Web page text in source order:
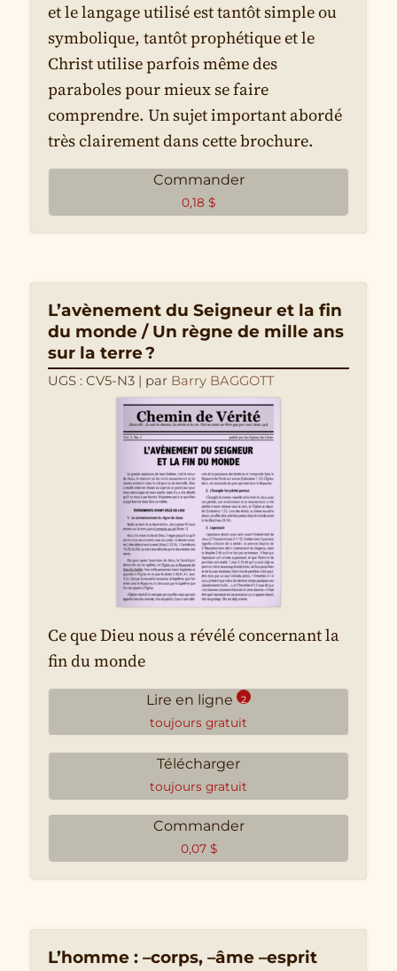
et le langage utilisé est tantôt simple ou
symbolique, tantôt prophétique et le
Christ utilise parfois même des
paraboles pour mieux se faire
comprendre. Un sujet important abordé
très clairement dans cette brochure.
Commander
0,18 $
L’avènement du Seigneur et la fin
du monde / Un règne de mille ans
sur la terre ?
UGS : CV5-N3 | par Barry BAGGOTT
Ce que Dieu nous a révélé concernant la
fin du monde
Lire en ligne 2
toujours gratuit
L’avènement du Seigneur et la
fin du monde
Un règne de mille ans sur la
Télécharger
toujours gratuit
Commander
0,07 $
L’homme : –corps, –âme –esprit